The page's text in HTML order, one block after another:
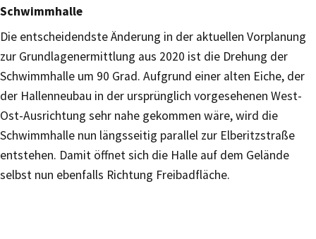
Schwimmhalle
Die entscheidendste Änderung in der aktuellen Vorplanung
zur Grundlagenermittlung aus 2020 ist die Drehung der
Schwimmhalle um 90 Grad. Aufgrund einer alten Eiche, der
der Hallenneubau in der ursprünglich vorgesehenen West-
Ost-Ausrichtung sehr nahe gekommen wäre, wird die
Schwimmhalle nun längsseitig parallel zur Elberitzstraße
entstehen. Damit öffnet sich die Halle auf dem Gelände
selbst nun ebenfalls Richtung Freibadfläche.